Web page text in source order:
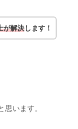
が解決します！
います。